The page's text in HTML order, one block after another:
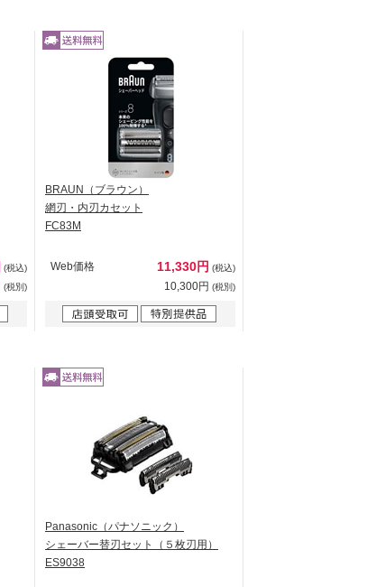
(税込)
(税別)
BRAUN（ブラウン）
網刃・内刃カセット
FC83M
Web価格 11,330円 (税込)
10,300円 (税別)
Panasonic（パナソニック）
シェーバー替刃セット（５枚刃用）
ES9038